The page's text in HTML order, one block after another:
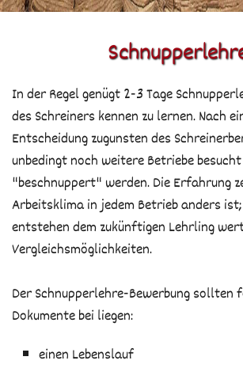
Tisch &
Türen
Terrasse
Kinder
In der Regel genügt 2-3 Tage
des Schreiners kennen zu lernen. Nach
Entscheidung zugunsten des
unbedingt noch weitere Betriebe
"beschnuppert" werden. Die Erfahrung
Arbeitsklima in jedem Betrieb anders
entstehen dem zukünftigen Lehrling
Vergleichsmöglichkeiten.
Der Schnupperlehre-Bewerbung sollten
Dokumente bei liegen:
einen Lebenslauf